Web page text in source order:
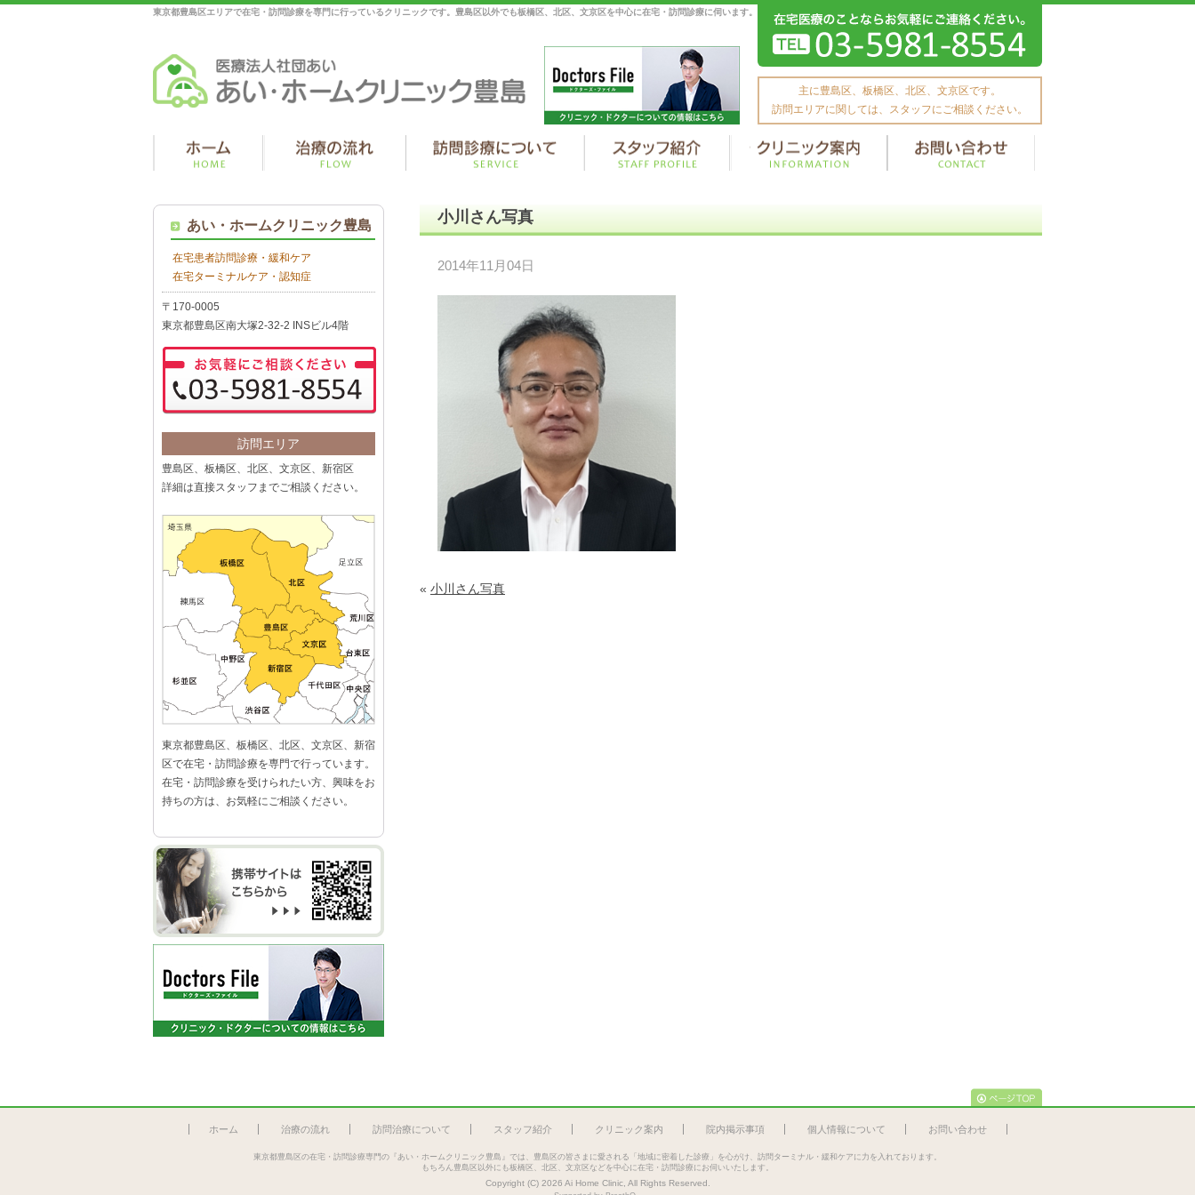
東京都豊島区エリアで在宅・訪問診療を専門に行っているクリニックです。豊島区以外でも板橋区、北区、文京区を中心に在宅・訪問診療に伺います。
主に豊島区、板橋区、北区、文京区です。
訪問エリアに関しては、スタッフにご相談ください。
小川さん写真
2014年11月04日
« 小川さん写真
あい・ホームクリニック豊島
在宅患者訪問診療・緩和ケア
在宅ターミナルケア・認知症
〒170-0005
東京都豊島区南大塚2-32-2 INSビル4階
訪問エリア
豊島区、板橋区、北区、文京区、新宿区
詳細は直接スタッフまでご相談ください。
東京都豊島区、板橋区、北区、文京区、新宿
区で在宅・訪問診療を専門で行っています。
在宅・訪問診療を受けられたい方、興味をお
持ちの方は、お気軽にご相談ください。
ホーム 治療の流れ 訪問治療について スタッフ紹介 クリニック案内 院内掲示事項 個人情報について お問い合わせ
東京都豊島区の在宅・訪問診療専門の『あい・ホームクリニック豊島』では、豊島区の皆さまに愛される「地域に密着した診療」を心がけ、訪問ターミナル・緩和ケアに力を入れております。
もちろん豊島区以外にも板橋区、北区、文京区などを中心に在宅・訪問診療にお伺いいたします。
Copyright (C) 2026 Ai Home Clinic, All Rights Reserved.